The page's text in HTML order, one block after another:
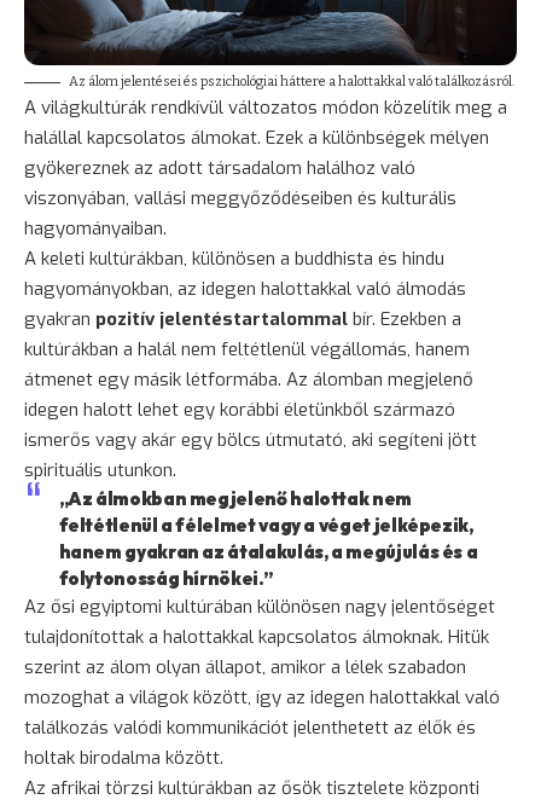
Az álom jelentései és pszichológiai háttere a halottakkal való találkozásról.
A világkultúrák rendkívül változatos módon közelítik meg a
halállal kapcsolatos álmokat. Ezek a különbségek mélyen
gyökereznek az adott társadalom halálhoz való
viszonyában, vallási meggyőződéseiben és kulturális
hagyományaiban.
A keleti kultúrákban, különösen a buddhista és hindu
hagyományokban, az idegen halottakkal való álmodás
gyakran pozitív jelentéstartalommal bír. Ezekben a
kultúrákban a halál nem feltétlenül végállomás, hanem
átmenet egy másik létformába. Az álomban megjelenő
idegen halott lehet egy korábbi életünkből származó
ismerős vagy akár egy bölcs útmutató, aki segíteni jött
spirituális utunkon.
„Az álmokban megjelenő halottak nem
feltétlenül a félelmet vagy a véget jelképezik,
hanem gyakran az átalakulás, a megújulás és a
folytonosság hírnökei.”
Az ősi egyiptomi kultúrában különösen nagy jelentőséget
tulajdonítottak a halottakkal kapcsolatos álmoknak. Hitük
szerint az álom olyan állapot, amikor a lélek szabadon
mozoghat a világok között, így az idegen halottakkal való
találkozás valódi kommunikációt jelenthetett az élők és
holtak birodalma között.
Az afrikai törzsi kultúrákban az ősök tisztelete központi